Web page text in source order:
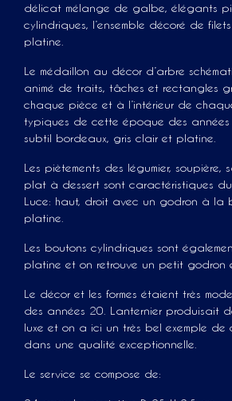
délicat mélange de galbe, élégants
cylindriques, l’ensemble décoré de
platine.
Le médaillon au décor d’arbre
animé de traits, tâches et rectangles
chaque pièce et à l’intérieur de
typiques de cette époque des
subtil bordeaux, gris clair et platine.
Les piètements des légumier, soupière,
plat à dessert sont caractéristiques
Luce: haut, droit avec un godron à la
platine.
Les boutons cylindriques sont
platine et on retrouve un petit godron
Le décor et les formes étaient très
des années 20. Lanternier produisait
luxe et on a ici un très bel exemple
dans une qualité exceptionnelle.
Le service se compose de: